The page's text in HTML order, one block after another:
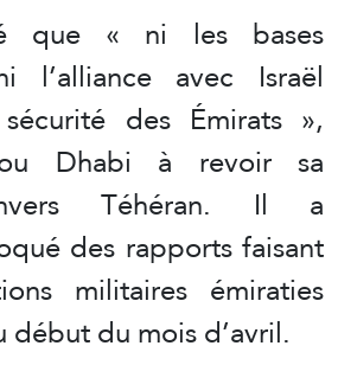
que « ni les bases
l’alliance avec Israël
des Émirats »,
Dhabi à revoir sa
Téhéran. Il a
des rapports faisant
militaires émiraties
début du mois d’avril.